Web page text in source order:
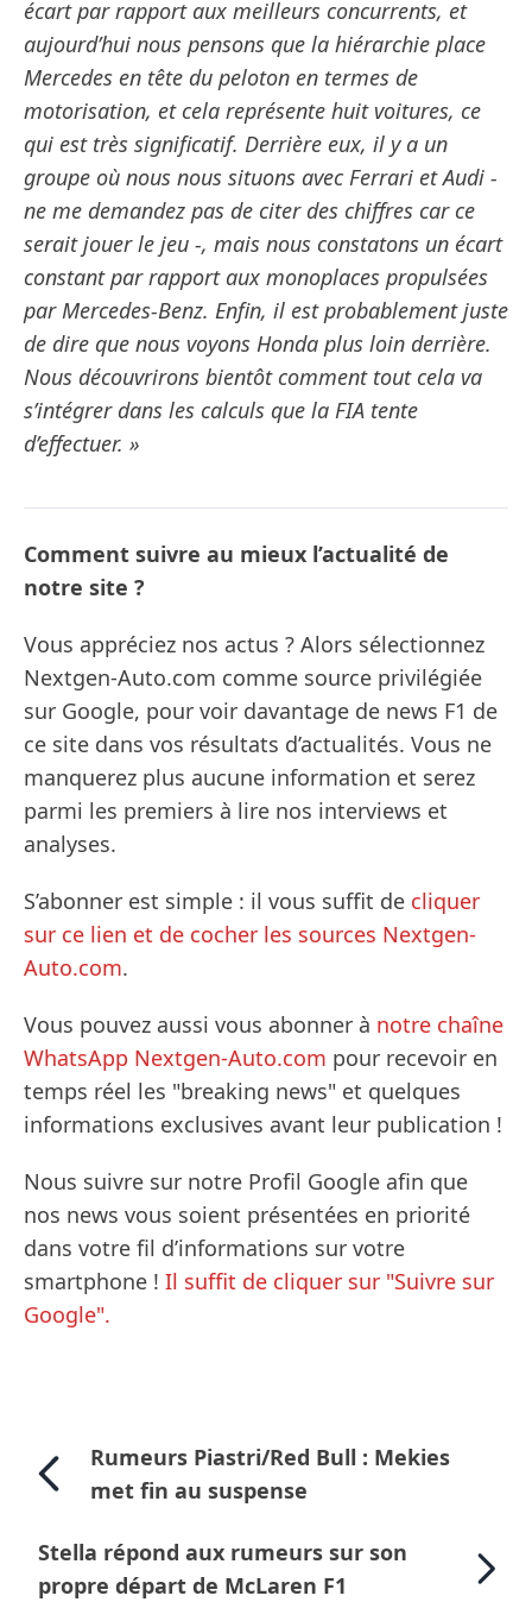
écart par rapport aux meilleurs concurrents, et
aujourd’hui nous pensons que la hiérarchie place
Mercedes en tête du peloton en termes de
motorisation, et cela représente huit voitures, ce
qui est très significatif. Derrière eux, il y a un
groupe où nous nous situons avec Ferrari et Audi -
ne me demandez pas de citer des chiffres car ce
serait jouer le jeu -, mais nous constatons un écart
constant par rapport aux monoplaces propulsées
par Mercedes-Benz. Enfin, il est probablement juste
de dire que nous voyons Honda plus loin derrière.
Nous découvrirons bientôt comment tout cela va
s’intégrer dans les calculs que la FIA tente
d’effectuer. »
Comment suivre au mieux l’actualité de
notre site ?
Vous appréciez nos actus ? Alors sélectionnez
Nextgen-Auto.com comme source privilégiée
sur Google, pour voir davantage de news F1 de
ce site dans vos résultats d’actualités. Vous ne
manquerez plus aucune information et serez
parmi les premiers à lire nos interviews et
analyses.
S’abonner est simple : il vous suffit de cliquer
sur ce lien et de cocher les sources Nextgen-
Auto.com.
Vous pouvez aussi vous abonner à notre chaîne
WhatsApp Nextgen-Auto.com pour recevoir en
temps réel les "breaking news" et quelques
informations exclusives avant leur publication !
Nous suivre sur notre Profil Google afin que
nos news vous soient présentées en priorité
dans votre fil d’informations sur votre
smartphone ! Il suffit de cliquer sur "Suivre sur
Google".
Rumeurs Piastri/Red Bull : Mekies
met fin au suspense
Stella répond aux rumeurs sur son
propre départ de McLaren F1